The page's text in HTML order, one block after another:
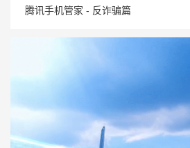
腾讯手机管家 - 反诈骗篇
腾讯手机管家 - 反诈骗篇